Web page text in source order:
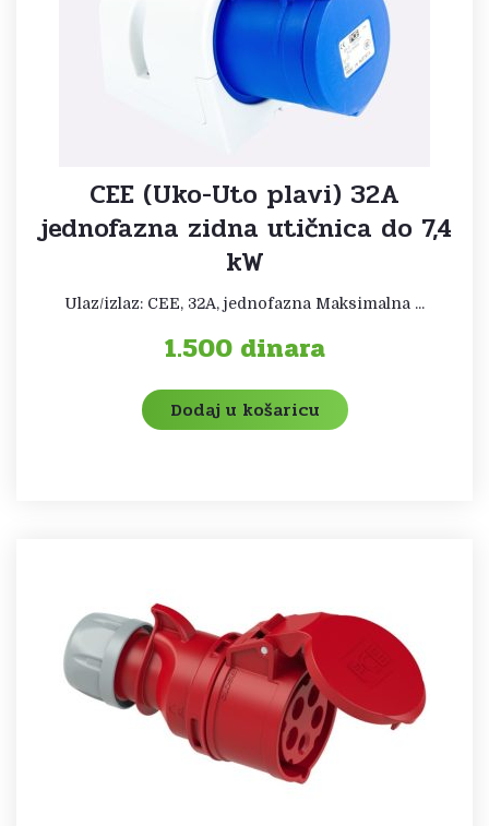
CEE (Uko-Uto plavi) 32A
jednofazna zidna utičnica do 7,4
kW
Ulaz/izlaz: CEE, 32A, jednofazna Maksimalna ...
1.500 dinara
Dodaj u košaricu